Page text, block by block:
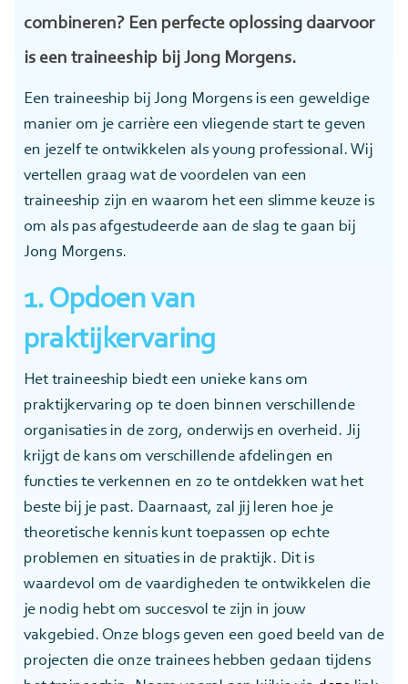
combineren? Een perfecte oplossing daarvoor
is een traineeship bij Jong Morgens.
Een traineeship bij Jong Morgens is een geweldige
manier om je carrière een vliegende start te geven
en jezelf te ontwikkelen als young professional. Wij
vertellen graag wat de voordelen van een
traineeship zijn en waarom het een slimme keuze is
om als pas afgestudeerde aan de slag te gaan bij
Jong Morgens.
1. Opdoen van
praktijkervaring
Het traineeship biedt een unieke kans om
praktijkervaring op te doen binnen verschillende
organisaties in de zorg, onderwijs en overheid. Jij
krijgt de kans om verschillende afdelingen en
functies te verkennen en zo te ontdekken wat het
beste bij je past. Daarnaast, zal jij leren hoe je
theoretische kennis kunt toepassen op echte
problemen en situaties in de praktijk. Dit is
waardevol om de vaardigheden te ontwikkelen die
je nodig hebt om succesvol te zijn in jouw
vakgebied. Onze blogs geven een goed beeld van de
projecten die onze trainees hebben gedaan tijdens